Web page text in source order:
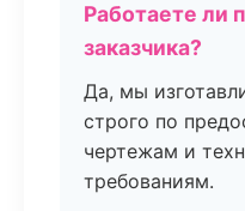
Работаете ли
заказчика?
Да, мы
строго по
чертежам и
требованиям.